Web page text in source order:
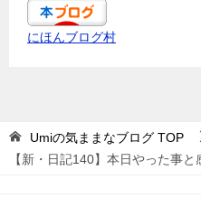
にほんブログ村
Umiの気ままなブログ TOP
【新・日記140】本日やった事